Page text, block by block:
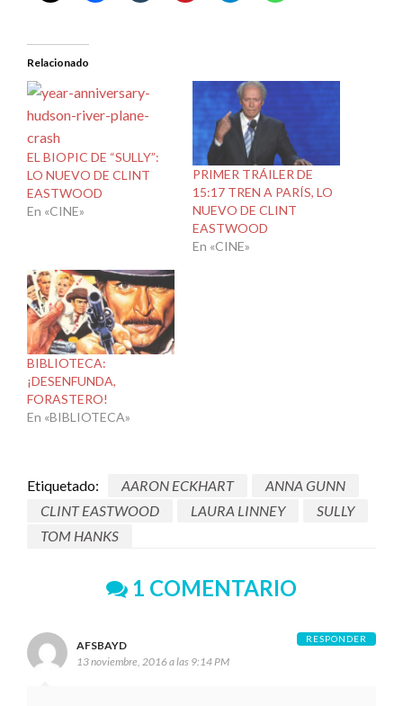
Relacionado
EL BIOPIC DE “SULLY”:
LO NUEVO DE CLINT
EASTWOOD
En «CINE»
PRIMER TRÁILER DE
15:17 TREN A PARÍS, LO
NUEVO DE CLINT
EASTWOOD
En «CINE»
BIBLIOTECA:
¡DESENFUNDA,
FORASTERO!
En «BIBLIOTECA»
Etiquetado: AARON ECKHART
ANNA GUNN
CLINT EASTWOOD
LAURA LINNEY
SULLY
TOM HANKS
1 COMENTARIO
AFSBAYD
13 noviembre, 2016 a las 9:14 PM
RESPONDER